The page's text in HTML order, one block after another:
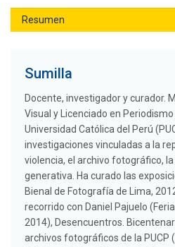
Sumilla
Docente, investigador y curador.
Visual y Licenciado en
Universidad Católica del Perú
investigaciones vinculadas a la
violencia, el archivo fotográfico,
generativa. Ha curado las
Bienal de Fotografía de Lima,
recorrido con Daniel Pajuelo
2014), Desencuentros.
archivos fotográficos de la PUCP